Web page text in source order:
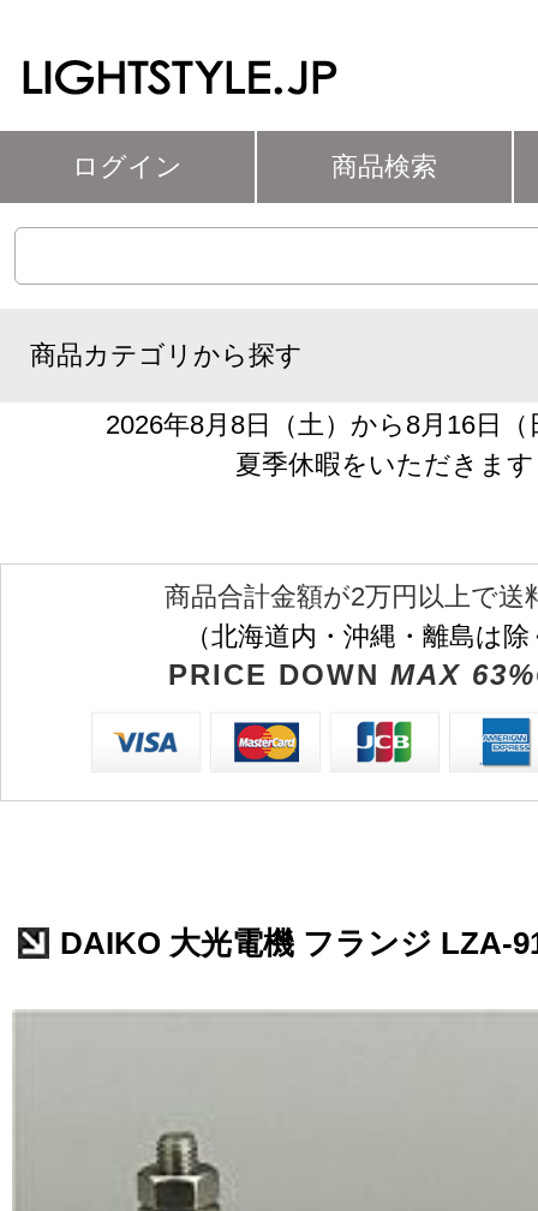
ログイン 商品検索
商品カテゴリから探す
2026年8月8日（土）から8月16日
夏季休暇をいただきます
商品合計金額が2万円以上で送
（北海道内・沖縄・離島は
PRICE DOWN MAX
DAIKO 大光電機 フランジ LZA-